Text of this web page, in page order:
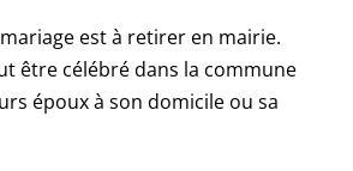
est à retirer en mairie.
être célébré dans la commune
époux à son domicile ou sa